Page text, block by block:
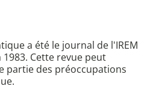
a été le journal de l'IREM
1983. Cette revue peut
partie des préoccupations